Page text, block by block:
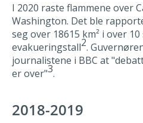
I 2020 raste flammene over
Washington. Det ble
seg over 18615 km² i over
evakueringstall2.
journalistene i BBC at
er over"3.
2018-2019